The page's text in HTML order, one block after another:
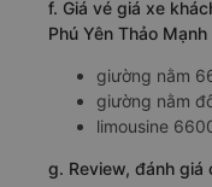
f. Giá vé giá xe
Phú Yên Thảo Mạnh
giường nằm
giường nằm
limousine
g. Review, đánh giá